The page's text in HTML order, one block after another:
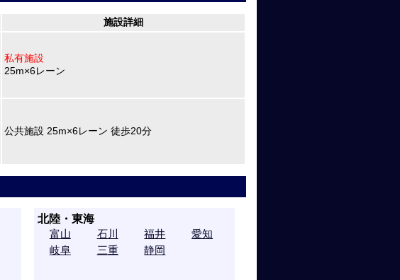
施設詳細
私有施設
25m×6レーン
公共施設 25m×6レーン 徒歩20分
北陸・東海
富山 石川 福井
愛知
岐阜
三重 静岡